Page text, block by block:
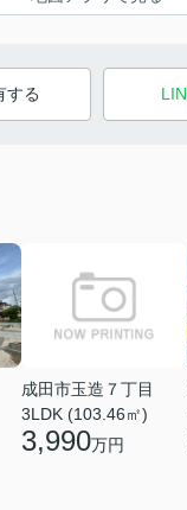
する
成田市玉造７丁目
3LDK (103.46㎡)
3,990万円